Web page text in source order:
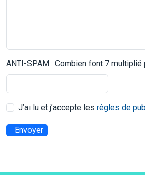
ANTI-SPAM : Combien font 7 multiplié
J’ai lu et j’accepte les règles de
Envoyer